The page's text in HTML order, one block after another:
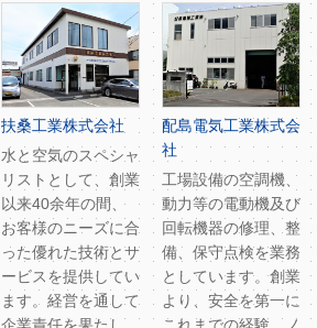
扶桑工業株式会社
水と空気のスペシャ
リストとして、創業
以来40余年の間、
お客様のニーズに合
った優れた技術とサ
ービスを提供してい
ます。経営を通して
配島電気工業株式会
社
工場設備の空調機、
動力等の電動機及び
回転機器の修理、整
備、保守点検を業務
としています。創業
より、安全を第一に